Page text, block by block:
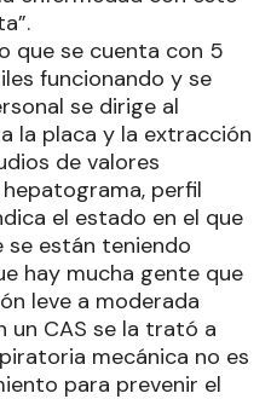
que se cuenta con 5
funcionando y se
se dirige al
la placa y la extracción
de valores
perfil
el estado en el que
se están teniendo
hay mucha gente que
leve a moderada
un CAS se la trató a
mecánica no es
para prevenir el